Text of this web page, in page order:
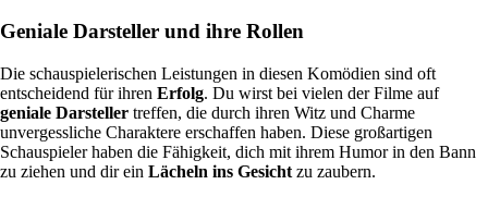
Geniale Darsteller und ihre Rollen
Die schauspielerischen Leistungen in diesen Komödien sind oft
entscheidend für ihren Erfolg. Du wirst bei vielen der Filme auf
geniale Darsteller treffen, die durch ihren Witz und Charme
unvergessliche Charaktere erschaffen haben. Diese großartigen
Schauspieler haben die Fähigkeit, dich mit ihrem Humor in den Bann
zu ziehen und dir ein Lächeln ins Gesicht zu zaubern.